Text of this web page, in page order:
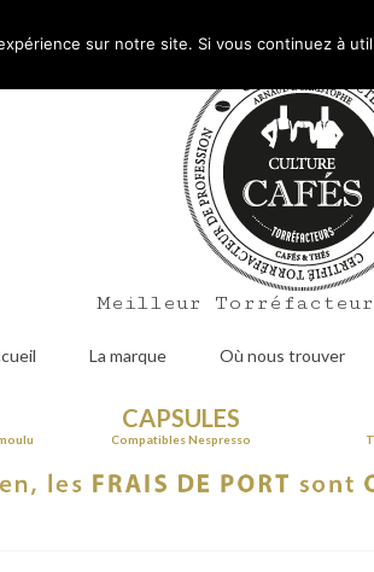
Meilleur Torréfacteur
La marque Où nous trouver
CAPSULES
Compatibles Nespresso
sur notre site. Si vous continuez à